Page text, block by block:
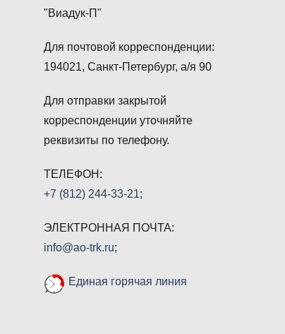
"Виадук-П"
Для почтовой корреспонденции:
194021, Санкт-Петербург, а/я 90
Для отправки закрытой
корреспонденции уточняйте
реквизиты по телефону.
ТЕЛЕФОН:
+7 (812) 244-33-21;
ЭЛЕКТРОННАЯ ПОЧТА:
info@ao-trk.ru;
Единая горячая линия